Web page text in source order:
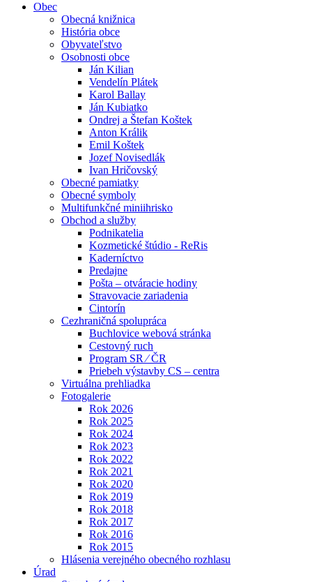
Obec
Obecná knižnica
História obce
Obyvateľstvo
Osobnosti obce
Ján Kilian
Vendelín Plátek
Karol Ballay
Ján Kubiatko
Ondrej a Štefan Koštek
Anton Králik
Emil Koštek
Jozef Novisedlák
Ivan Hričovský
Obecné pamiatky
Obecné symboly
Multifunkčné miniihrisko
Obchod a služby
Podnikatelia
Kozmetické štúdio - ReRis
Kaderníctvo
Predajne
Pošta – otváracie hodiny
Stravovacie zariadenia
Cintorín
Cezhraničná spolupráca
Buchlovice webová stránka
Cestovný ruch
Program SR ⁄ ČR
Priebeh výstavby CS – centra
Virtuálna prehliadka
Fotogalerie
Rok 2026
Rok 2025
Rok 2024
Rok 2023
Rok 2022
Rok 2021
Rok 2020
Rok 2019
Rok 2018
Rok 2017
Rok 2016
Rok 2015
Hlásenia verejného obecného rozhlasu
Úrad